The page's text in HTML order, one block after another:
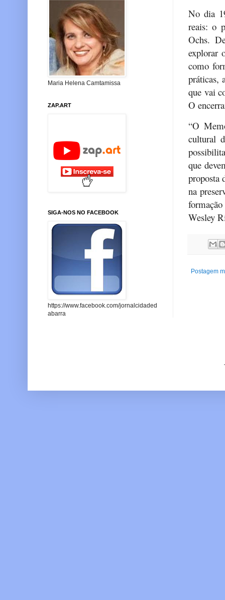
No dia
reais: o
Ochs.
explorar
como
práticas,
que vai
O
“O
cultural
que
proposta
na
Wesley
Postagem
Maria Helena Camtamissa
ZAP.ART
SIGA-NOS NO FACEBOOK
https://www.facebook.com/jornalcidaded
abarra